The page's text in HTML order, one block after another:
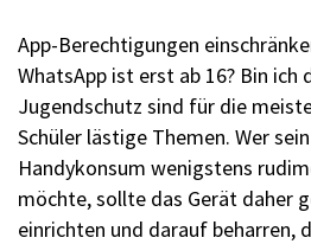
App-Berechtigungen
WhatsApp ist erst ab 16? Bin ich
Jugendschutz sind für die
Schüler lästige Themen. Wer
Handykonsum wenigstens
möchte, sollte das Gerät daher
einrichten und darauf beharren,